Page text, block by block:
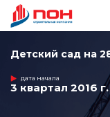
Детский сад на
дата начала
3 квартал 2016 г.